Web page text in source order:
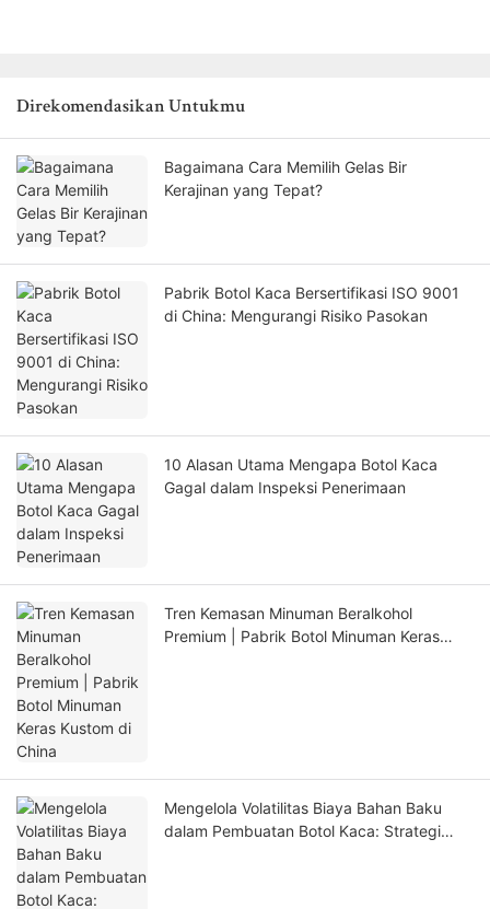
Direkomendasikan Untukmu
Bagaimana Cara Memilih Gelas Bir
Kerajinan yang Tepat?
Pabrik Botol Kaca Bersertifikasi ISO 9001
di China: Mengurangi Risiko Pasokan
10 Alasan Utama Mengapa Botol Kaca
Gagal dalam Inspeksi Penerimaan
Tren Kemasan Minuman Beralkohol
Premium | Pabrik Botol Minuman Keras
Mengelola Volatilitas Biaya Bahan Baku
dalam Pembuatan Botol Kaca: Strategi